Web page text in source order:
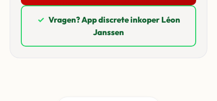
✓ Vragen? App discrete inkoper Léon
Janssen